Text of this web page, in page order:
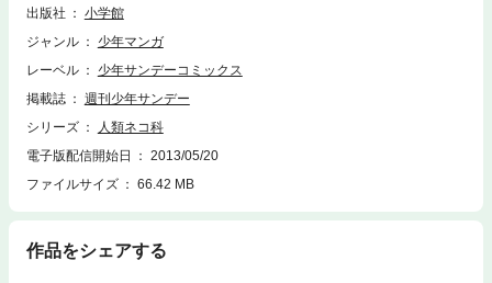
出版社
小学館
ジャンル
少年マンガ
レーベル
少年サンデーコミックス
掲載誌
週刊少年サンデー
シリーズ
人類ネコ科
電子版配信開始日
2013/05/20
ファイルサイズ
66.42 MB
作品をシェアする